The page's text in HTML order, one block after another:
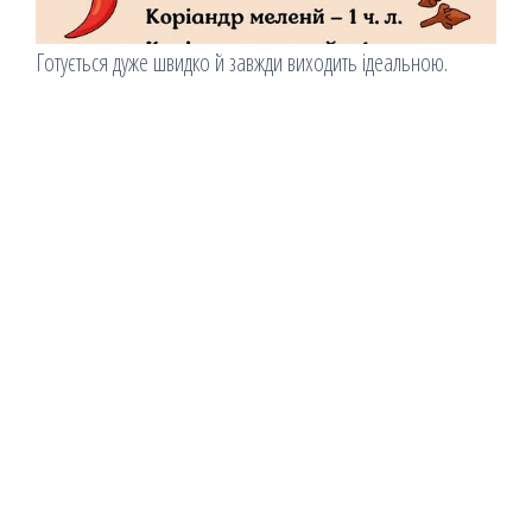
Готується дуже швидко й завжди виходить ідеальною.